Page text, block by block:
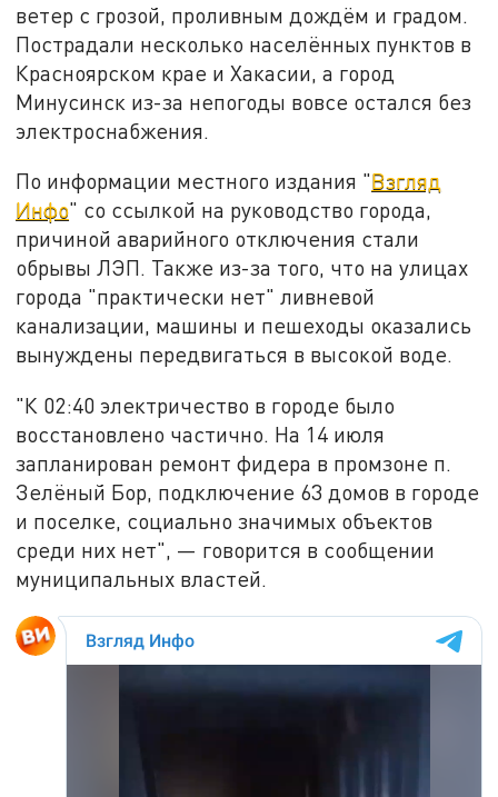
ветер с грозой, проливным дождём и градом.
Пострадали несколько населённых пунктов в
Красноярском крае и Хакасии, а город
Минусинск из-за непогоды вовсе остался без
электроснабжения.
По информации местного издания "Взгляд
Инфо" со ссылкой на руководство города,
причиной аварийного отключения стали
обрывы ЛЭП. Также из-за того, что на улицах
города "практически нет" ливневой
канализации, машины и пешеходы оказались
вынуждены передвигаться в высокой воде.
"К 02:40 электричество в городе было
восстановлено частично. На 14 июля
запланирован ремонт фидера в промзоне п.
Зелёный Бор, подключение 63 домов в городе
и поселке, социально значимых объектов
среди них нет", — говорится в сообщении
муниципальных властей.